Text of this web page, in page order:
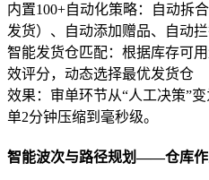
内置100+自动化策略：自动拆
发货）、自动添加赠品、自动
智能发货仓匹配：根据库存可
效评分，动态选择最优发货仓
效果：审单环节从“人工决策”
单2分钟压缩到毫秒级。
智能波次与路径规划——仓库作